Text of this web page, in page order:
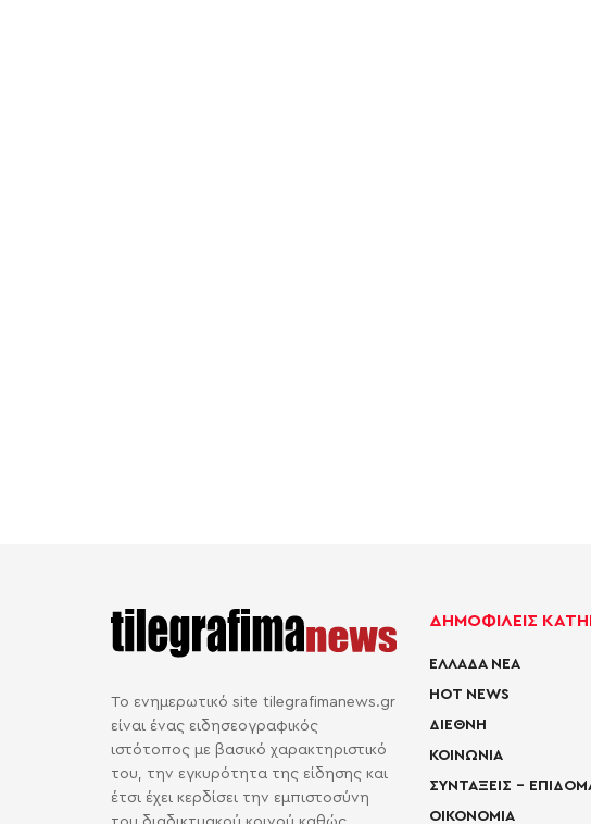
Το ενημερωτικό site tilegrafimanews.gr
είναι ένας ειδησεογραφικός
ιστότοπος με βασικό χαρακτηριστικό
του, την εγκυρότητα της είδησης και
έτσι έχει κερδίσει την εμπιστοσύνη
ΔΗΜΟΦΙΛΕΙΣ
ΕΛΛΑΔΑ ΝΕΑ
HOT NEWS
ΔΙΕΘΝΗ
ΚΟΙΝΩΝΙΑ
ΣΥΝΤΑΞΕΙΣ –
ΟΙΚΟΝΟΜΙΑ